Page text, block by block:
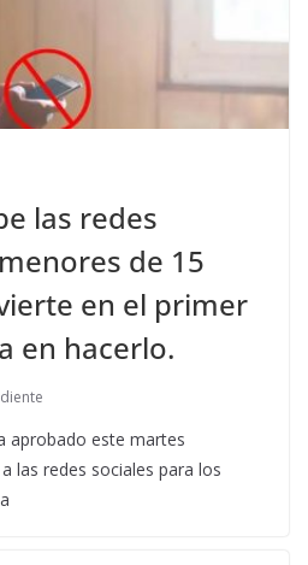
las redes
de 15
en el primer
en hacerlo.
aprobado este martes
las redes sociales para los